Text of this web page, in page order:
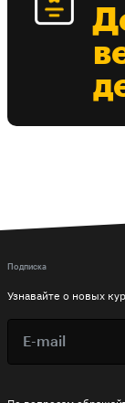
Подписка
Узнавайте о новых